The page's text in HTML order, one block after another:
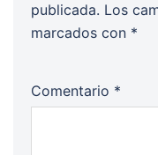
publicada. Los
marcados con *
Comentario *